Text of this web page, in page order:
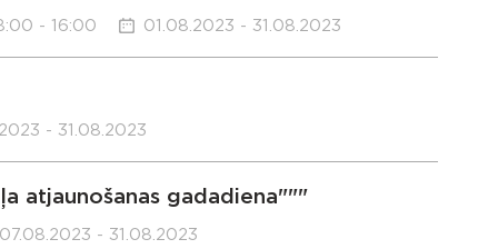
- 16:00 01.08.2023 - 31.08.2023
- 31.08.2023
atjaunošanas gadadiena"""
07.08.2023 - 31.08.2023